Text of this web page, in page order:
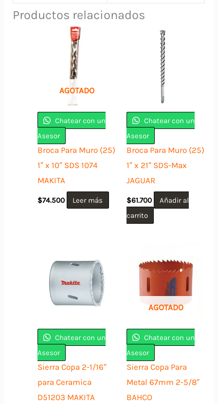
Productos relacionados
AGOTADO
Chatear con un
Asesor
Broca Para Muro (25)
1″ x 10″ SDS 1074
MAKITA
$74.500 Leer más
Chatear con un
Asesor
Broca Para Muro (25)
1″ x 21″ SDS-Max
JAGUAR
$61.700
Añadir al
carrito
Chatear con un
Asesor
Sierra Copa 2-1/16″
para Ceramica
D51203 MAKITA
AGOTADO
Chatear con un
Asesor
Sierra Copa Para
Metal 67mm 2-5/8″
BAHCO